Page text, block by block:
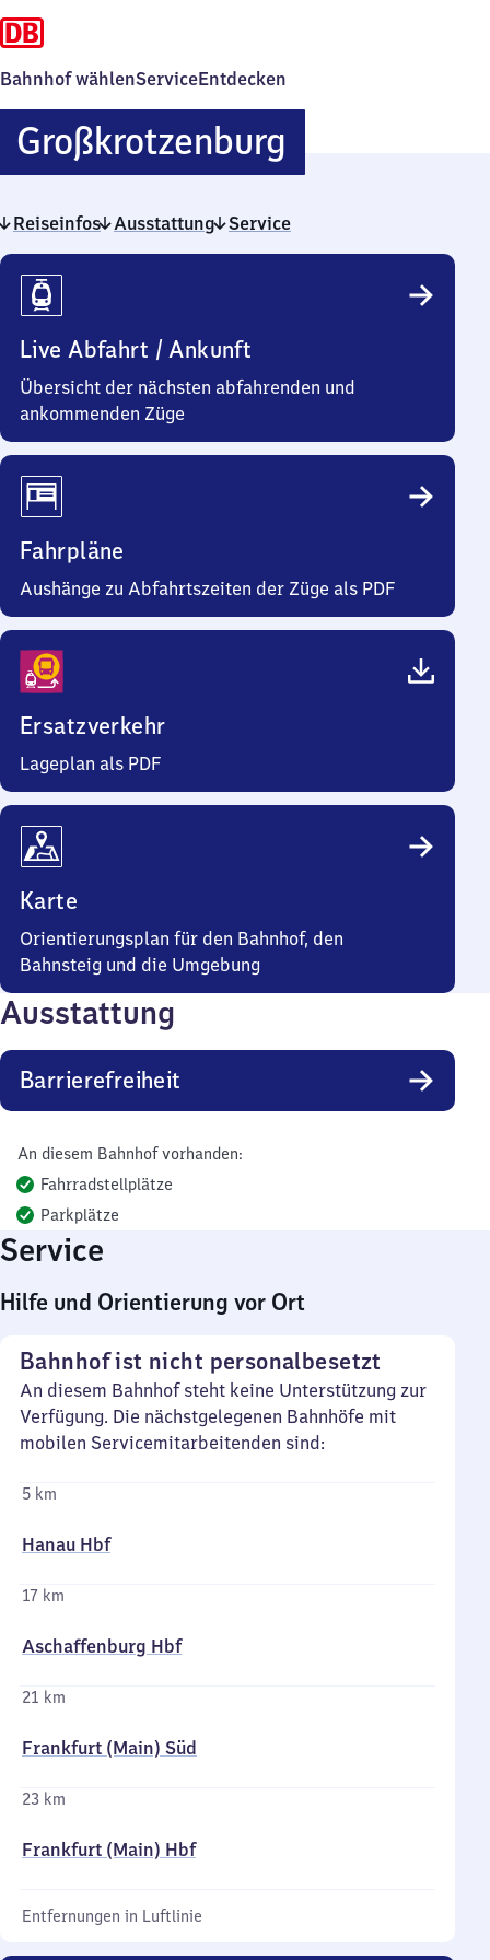
Bahnhof wählenServiceEntdecken
Großkrotzenburg
Reiseinfos Ausstattung Service
Reiseinfos
Live Abfahrt / Ankunft
Übersicht der nächsten abfahrenden und
ankommenden Züge
Fahrpläne
Aushänge zu Abfahrtszeiten der Züge als PDF
Ersatzverkehr
Lageplan als PDF
Karte
Orientierungsplan für den Bahnhof, den
Bahnsteig und die Umgebung
Ausstattung
Barrierefreiheit
An diesem Bahnhof vorhanden:
Fahrradstellplätze
Parkplätze
Service
Hilfe und Orientierung vor Ort
Bahnhof ist nicht personalbesetzt
An diesem Bahnhof steht keine Unterstützung zur
Verfügung. Die nächstgelegenen Bahnhöfe mit
mobilen Servicemitarbeitenden sind:
5 km
Hanau Hbf
17 km
Aschaffenburg Hbf
21 km
Frankfurt (Main) Süd
23 km
Frankfurt (Main) Hbf
Entfernungen in Luftlinie